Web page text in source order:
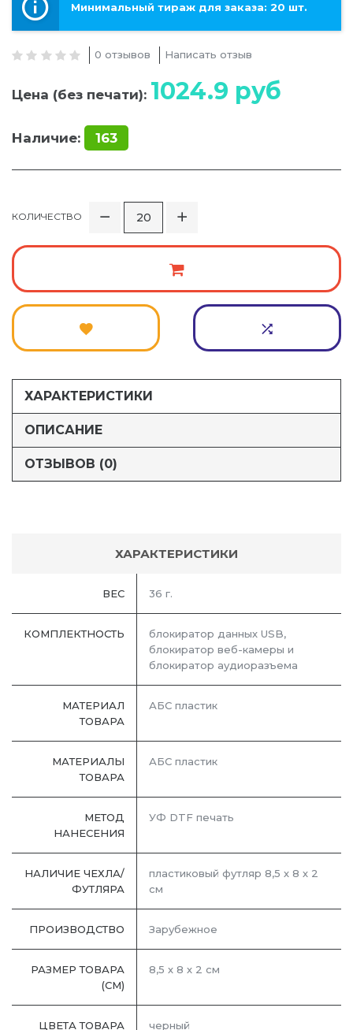
Минимальный тираж для заказа: 20 шт.
0 отзывов Написать отзыв
Цена (без печати): 1024.9 руб
Наличие: 163
КОЛИЧЕСТВО
ХАРАКТЕРИСТИКИ
ОПИСАНИЕ
ОТЗЫВОВ (0)
ХАРАКТЕРИСТИКИ
ВЕС 36 г.
КОМПЛЕКТНОСТЬ
блокиратор данных USB,
блокиратор веб-камеры и
блокиратор аудиоразъема
МАТЕРИАЛ
ТОВАРА
АБС пластик
МАТЕРИАЛЫ
ТОВАРА
АБС пластик
МЕТОД
НАНЕСЕНИЯ
УФ DTF печать
НАЛИЧИЕ ЧЕХЛА/
ФУТЛЯРА
пластиковый футляр 8,5 х 8 х 2
см
ПРОИЗВОДСТВО Зарубежное
РАЗМЕР ТОВАРА
(СМ)
8,5 х 8 х 2 см
ЦВЕТА ТОВАРА черный